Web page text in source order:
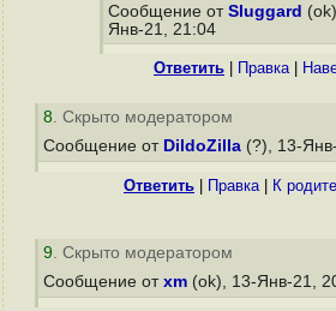
Сообщение от Sluggard
Янв-21, 21:04
Ответить Правка|
8. Скрыто модератором
Сообщение от DildoZilla (?), 13-
Ответить Правка| К
9. Скрыто модератором
Сообщение от xm (ok), 13-Янв-21,